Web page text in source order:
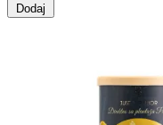
Dodaj